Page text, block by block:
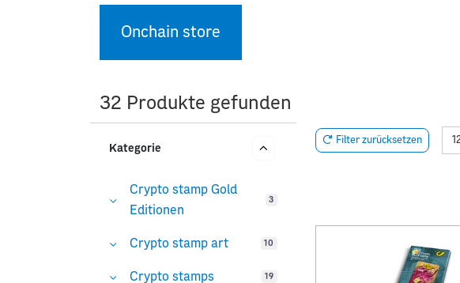
Onchain store
32 Produkte gefunden
Kategorie
Crypto stamp Gold
Editionen
3
Crypto stamp art 10
Crypto stamps 19
Filter zurücksetzen